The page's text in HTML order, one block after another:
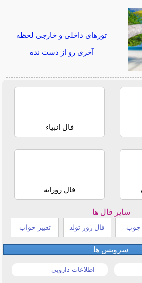
تورهای داخلی و خارجی لحظه
آخری رو از دست نده
فال انبیاء
فال روزانه
سایر فال ها
چوب فال روز تولد تعبیر خواب
سرویس ها
اطلاعات دارویی